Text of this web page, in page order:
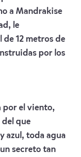
a Mandrakise
le
12 metros de
por los
por el viento,
del que
azul, toda agua
secreto tan